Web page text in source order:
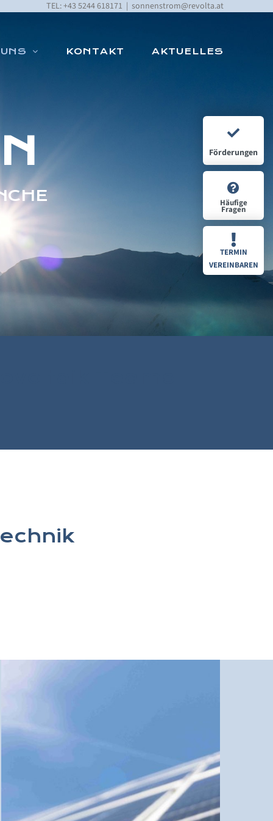
TEL: +43 5244 618171 | sonnenstrom@revolta.at
KONTAKT AKTUELLES
Förderungen
Häufige
Fragen
TERMIN
VEREINBAREN